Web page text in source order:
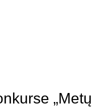
„Metų